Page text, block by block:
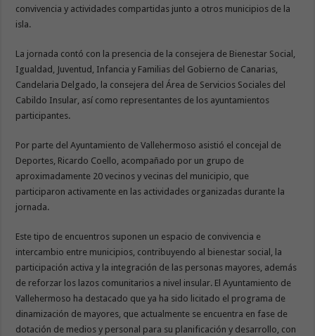
convivencia y actividades compartidas junto a otros municipios de la
isla.
La jornada contó con la presencia de la consejera de Bienestar Social,
Igualdad, Juventud, Infancia y Familias del Gobierno de Canarias,
Candelaria Delgado, la consejera del Área de Servicios Sociales del
Cabildo Insular, así como representantes de los ayuntamientos
participantes.
Por parte del Ayuntamiento de Vallehermoso asistió el concejal de
Deportes, Ricardo Coello, acompañado por un grupo de
aproximadamente 20 vecinos y vecinas del municipio, que
participaron activamente en las actividades organizadas durante la
jornada.
Este tipo de encuentros suponen un espacio de convivencia e
intercambio entre municipios, contribuyendo al bienestar social, la
participación activa y la integración de las personas mayores, además
de reforzar los lazos comunitarios a nivel insular. El Ayuntamiento de
Vallehermoso ha destacado que ya ha sido licitado el programa de
dinamización de mayores, que actualmente se encuentra en fase de
dotación de medios y personal para su planificación y desarrollo, con